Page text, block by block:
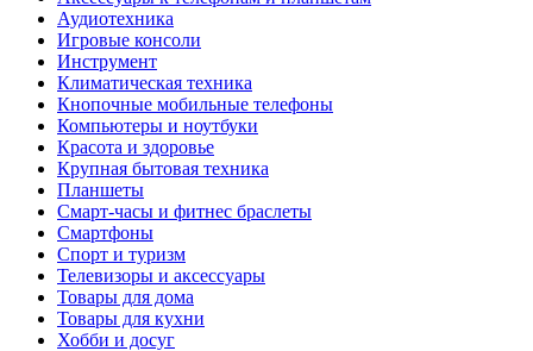
Аудиотехника
Игровые консоли
Инструмент
Климатическая техника
Кнопочные мобильные телефоны
Компьютеры и ноутбуки
Красота и здоровье
Крупная бытовая техника
Планшеты
Смарт-часы и фитнес браслеты
Смартфоны
Спорт и туризм
Телевизоры и аксессуары
Товары для дома
Товары для кухни
Хобби и досуг